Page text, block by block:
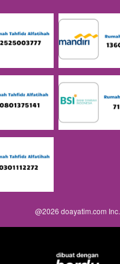
@2026 doayatim.com Inc.